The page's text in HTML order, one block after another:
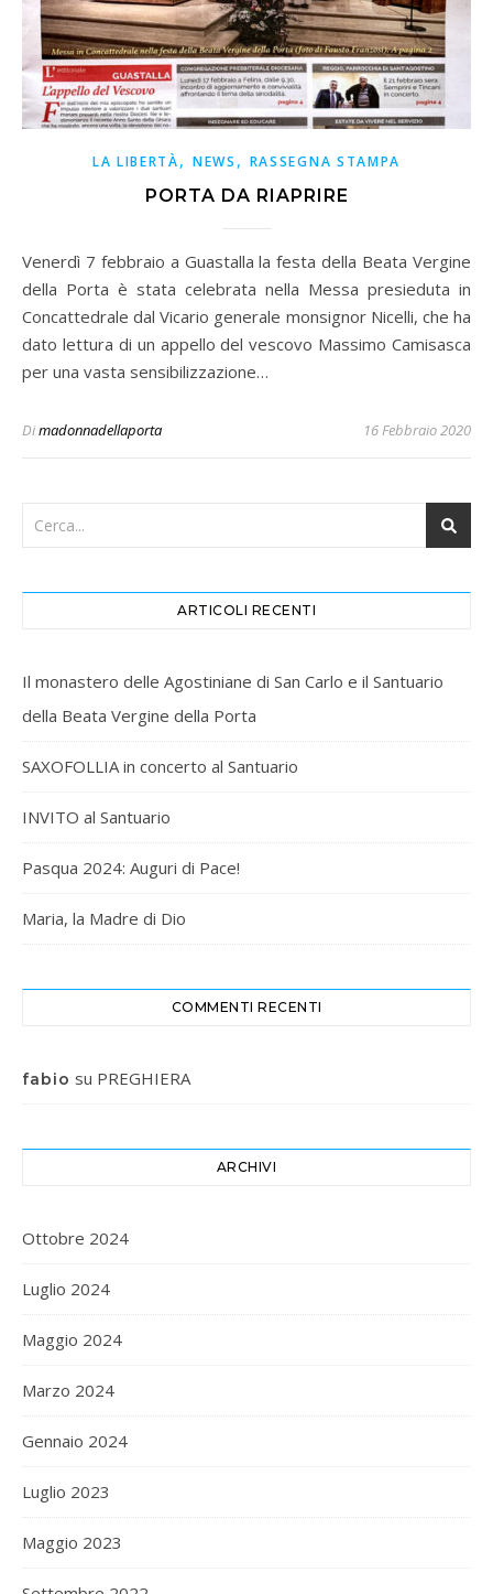
LA LIBERTÀ, NEWS , RASSEGNA STAMPA
PORTA DA RIAPRIRE
Venerdì 7 febbraio a Guastalla la festa della Beata Vergine
della Porta è stata celebrata nella Messa presieduta in
Concattedrale dal Vicario generale monsignor Nicelli, che ha
dato lettura di un appello del vescovo Massimo Camisasca
per una vasta sensibilizzazione…
Dimadonnadellaporta 16 Febbraio 2020
ARTICOLI RECENTI
Il monastero delle Agostiniane di San Carlo e il Santuario
della Beata Vergine della Porta
SAXOFOLLIA in concerto al Santuario
INVITO al Santuario
Pasqua 2024: Auguri di Pace!
Maria, la Madre di Dio
COMMENTI RECENTI
fabio su PREGHIERA
ARCHIVI
Ottobre 2024
Luglio 2024
Maggio 2024
Marzo 2024
Gennaio 2024
Luglio 2023
Maggio 2023